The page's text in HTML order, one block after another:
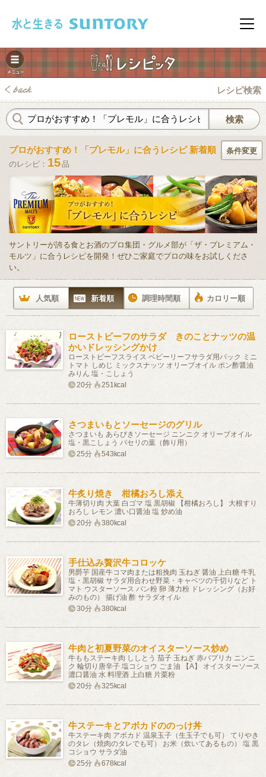
メニ
レシピ
レシピ検索
プロがおすすめ！「プレモル」に合うレシピ 新着順
のレシピ： 15品
条件変更
サントリーが誇る食とお酒のプロ集団・グルメ部が「ザ・プレミアム・
モルツ」に合うレシピを開発！ぜひご家庭でプロの味をお試しくださ
い。
人気順 新着順 調理時間順 カロリー順
ローストビーフのサラダ きのことナッツの温
かいドレッシングかけ
ローストビーフスライス ベビーリーフサラダ用パック ミニ
トマト しめじ ミックスナッツ オリーブオイル ポン酢醤油
みりん 塩・こしょう
20分
251kcal
さつまいもとソーセージのグリル
さつまいも あらびきソーセージ ニンニク オリーブオイル
塩・黒こしょう パセリの葉（飾り用）
25分
543kcal
牛炙り焼き 柑橘おろし添え
牛薄切り肉 大葉 白ゴマ 塩 黒胡椒 【柑橘おろし】 大根すり
おろし レモン 濃い口醤油 塩 炒め油
20分
380kcal
手仕込み贅沢牛コロッケ
男爵芋 国産牛コマ肉または粗挽肉 玉ねぎ 醤油 上白糖 牛乳
塩・黒胡椒 サラダ用合わせ野菜・キャベツの千切りなど ト
マト ウスターソース パン粉 卵 薄力粉 ドレッシング（お好
みのもの） 揚げ油 酢 サラダオイル
30分
380kcal
牛肉と初夏野菜のオイスターソース炒め
牛ももステーキ肉 ししとう 茄子 玉ねぎ 赤パプリカ ニンニ
ク 輪切り唐辛子 塩コショウ ごま油 【A】 オイスターソース
濃口醤油 水 料理酒 上白糖 片栗粉
20分
325kcal
牛ステーキとアボカドののっけ丼
牛ステーキ肉 アボカド 温泉玉子（生玉子でも可） てりやき
のタレ（焼肉のタレでも可） お米（炊いてあるもの） 塩 黒
コショウ サラダ油
25分
678kcal